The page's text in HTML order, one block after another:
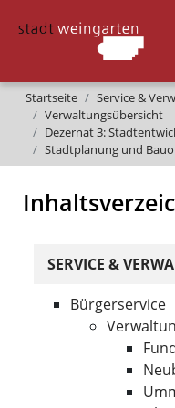
Startseite Service &
Verwaltungsübersicht
Dezernat 3:
Stadtplanung und
SERVICE &
Bürgerservice